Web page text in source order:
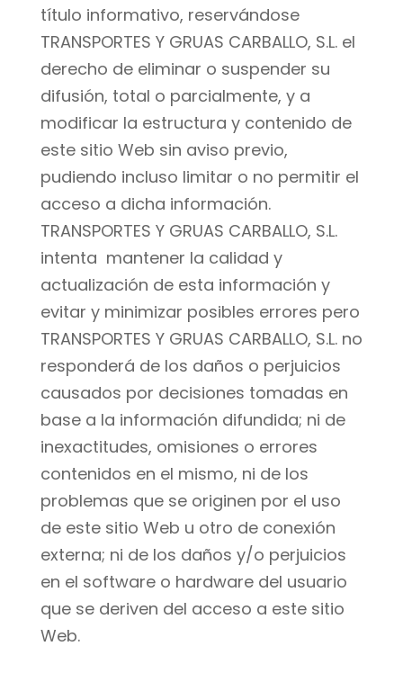
título informativo, reservándose
TRANSPORTES Y GRUAS CARBALLO, S.L. el
derecho de eliminar o suspender su
difusión, total o parcialmente, y a
modificar la estructura y contenido de
este sitio Web sin aviso previo,
pudiendo incluso limitar o no permitir el
acceso a dicha información.
TRANSPORTES Y GRUAS CARBALLO, S.L.
intenta mantener la calidad y
actualización de esta información y
evitar y minimizar posibles errores pero
TRANSPORTES Y GRUAS CARBALLO, S.L. no
responderá de los daños o perjuicios
causados por decisiones tomadas en
base a la información difundida; ni de
inexactitudes, omisiones o errores
contenidos en el mismo, ni de los
problemas que se originen por el uso
de este sitio Web u otro de conexión
externa; ni de los daños y/o perjuicios
en el software o hardware del usuario
que se deriven del acceso a este sitio
Web.